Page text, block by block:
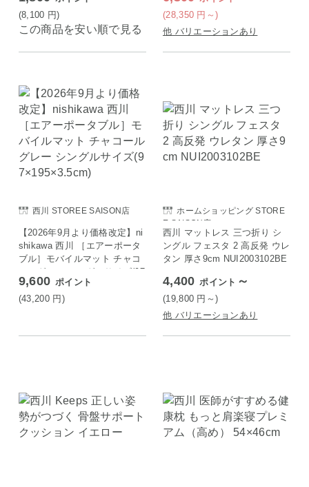
(8,100 円)
この商品を安い順で見る
(28,350 円 ～)
他 バリエーションあり
西川 STOREE SAISON店
【2026年9月より価格改定】ni
shikawa 西川 ［エアーポータ
ブル］モバイルマット チャコ
ールグレー シングルサイズ(97
×195×3.5cm)
9,600 ポイント
(43,200 円)
ホームショッピング STORE
E SAISON店
西川 マットレス 三つ折り シ
ングル フェスタ 2 高反発 ウレ
タン 厚さ9cm NUI2003102BE
4,400 ポイント ～
(19,800 円 ～)
他 バリエーションあり